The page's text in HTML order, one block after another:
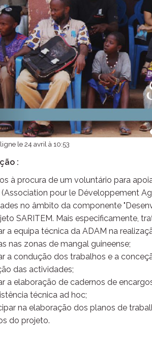
le 24 avril à 10:53
:
à procura de um voluntário para
pour le Développement
no âmbito da componente
SARITEM. Mais especificamente,
a equipa técnica da ADAM na
nas zonas de mangal guineense;
a condução dos trabalhos e a
das actividades;
a elaboração de cadernos de
técnica ad hoc;
na elaboração dos planos de
do projeto.